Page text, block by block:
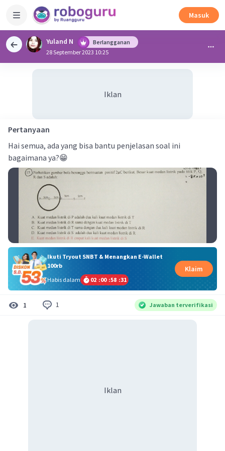
Masuk
Yuland N
Berlangganan
28 September 2023 10:25
Iklan
Pertanyaan
Hai semua, ada yang bisa bantu penjelasan soal ini
bagaimana ya?😁
Ikuti Tryout SNBT & Menangkan E-Wallet
100rb
Habis dalam
02 :00 :58 :31
Klaim
1 1 Jawaban terverifikasi
Iklan